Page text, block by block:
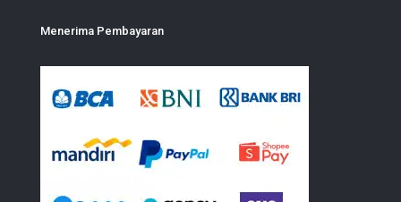
Menerima Pembayaran